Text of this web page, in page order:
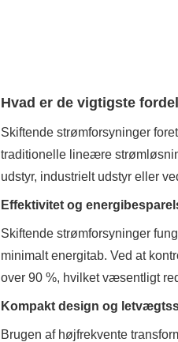
Hvad er de vigtigste
Skiftende strømforsyninger
traditionelle lineære
udstyr, industrielt udstyr eller
Effektivitet og
Skiftende strømforsyninger
minimalt energitab. Ved at
over 90 %, hvilket væsentligt
Kompakt design og
Brugen af ​​højfrekvente